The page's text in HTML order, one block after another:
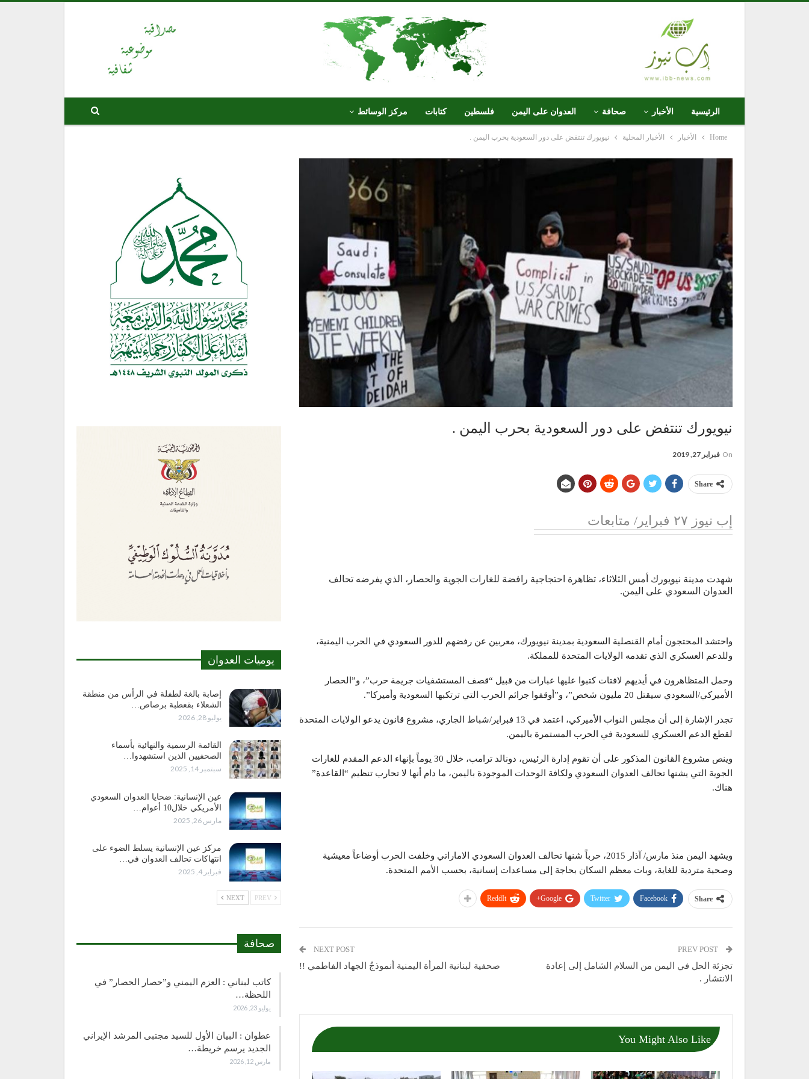
الرئيسية الأخبار صحافة العدوان على اليمن فلسطين كتابات مركز الوسائط
Home الأخبار الأخبار المحلية نيويورك تنتفض على دور السعودية بحرب اليمن .
نيويورك تنتفض على دور السعودية بحرب اليمن .
On فبراير 27, 2019
Share
إب نيوز ٢٧ فبراير/ متابعات
شهدت مدينة نيويورك أمس الثلاثاء، تظاهرة احتجاجية رافضة للغارات الجوية والحصار، الذي يفرضه تحالف
العدوان السعودي على اليمن.
واحتشد المحتجون أمام القنصلية السعودية بمدينة نيويورك، معربين عن رفضهم للدور السعودي في الحرب اليمنية،
وللدعم العسكري الذي تقدمه الولايات المتحدة للمملكة.
وحمل المتظاهرون في أيديهم لافتات كتبوا عليها عبارات من قبيل “قصف المستشفيات جريمة حرب”، و”الحصار
الأميركي/السعودي سيقتل 20 مليون شخص”، و”أوقفوا جرائم الحرب التي ترتكبها السعودية وأميركا”.
تجدر الإشارة إلى أن مجلس النواب الأميركي، اعتمد في 13 فبراير/شباط الجاري، مشروع قانون يدعو الولايات المتحدة
لقطع الدعم العسكري للسعودية في الحرب المستمرة باليمن.
وينص مشروع القانون المذكور على أن تقوم إدارة الرئيس، دونالد ترامب، خلال 30 يوماً بإنهاء الدعم المقدم للغارات
الجوية التي يشنها تحالف العدوان السعودي ولكافة الوحدات الموجودة باليمن، ما دام أنها لا تحارب تنظيم “القاعدة”
هناك.
ويشهد اليمن منذ مارس/ آذار 2015، حرباً شنها تحالف العدوان السعودي الاماراتي وخلفت الحرب أوضاعاً معيشية
وصحية متردية للغاية، وبات معظم السكان بحاجة إلى مساعدات إنسانية، بحسب الأمم المتحدة.
Share
Facebook
Twitter
Google+
ReddIt
تجزئة الحل في اليمن من السلام الشامل إلى إعادة
الانتشار .
NEXT POST
صحفية لبنانية المرأة اليمنية أنموذجُ الجهاد الفاطمي !!
You Might Also Like
يوميات العدوان
إصابة بالغة لطفلة في الرأس من منطقة
الشعلاء بقعطبة برصاص…
يوليو 28, 2026
القائمة الرسمية والنهائية بأسماء
الصحفيين الذين استشهدوا…
سبتمبر 14, 2025
عين الإنسانية: ضحايا العدوان السعودي
الأمريكي خلال10 أعوام…
مارس 26, 2025
مركز عين الإنسانية يسلط الضوء على
انتهاكات تحالف العدوان في…
فبراير 4, 2025
NEXT
صحافة
كاتب لبناني : العزم اليمني و”حصار الحصار” في
اللحظة…
يوليو 23, 2026
عطوان : البيان الأول للسيد مجتبى المرشد الإيراني
الجديد يرسم خريطة…
مارس 12, 2026